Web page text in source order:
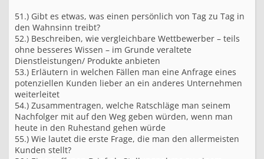
51.) Gibt es etwas, was einen persönlich von Tag zu Tag in
den Wahnsinn treibt?
52.) Beschreiben, wie vergleichbare Wettbewerber – teils
ohne besseres Wissen – im Grunde veraltete
Dienstleistungen/ Produkte anbieten
53.) Erläutern in welchen Fällen man eine Anfrage eines
potenziellen Kunden lieber an ein anderes Unternehmen
weiterleitet
54.) Zusammentragen, welche Ratschläge man seinem
Nachfolger mit auf den Weg geben würden, wenn man
heute in den Ruhestand gehen würde
55.) Wie lautet die erste Frage, die man den allermeisten
Kunden stellt?